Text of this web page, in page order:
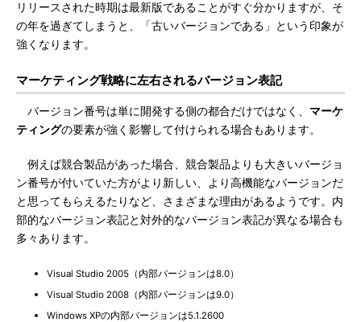
リリースされた時期は最新版であることがすぐ分かりますが、そ
の年を過ぎてしまうと、「古いバージョンである」という印象が
強くなります。
マーケティング戦略に左右されるバージョン表記
バージョン番号は単に開発する側の都合だけではなく、 マーケ
ティングの要素が強く影響して付けられる場合もあります。
例えば競合製品があった場合、競合製品よりも大きいバージョ
ン番号が付いていた方がより新しい、より高機能なバージョンだ
と思ってもらえるたりなど、さまざまな理由があるようです。内
部的なバージョン表記と対外的なバージョン表記が異なる場合も
多々あります。
Visual Studio 2005（内部バージョンは8.0）
Visual Studio 2008（内部バージョンは9.0）
Windows XPの内部バージョンは5.1.2600